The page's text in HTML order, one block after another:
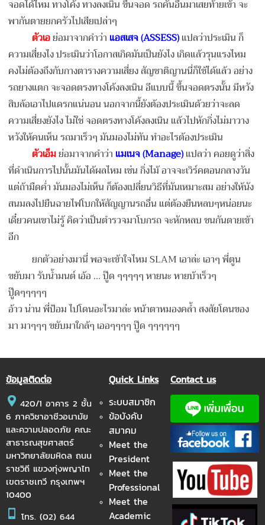
จอดได้ไหม ทางโค้ง ทางลงเนิน ขืนจอด รถคันอื่นมาเสยท้ายเข้า จะ
พากันตายยกครัวไปเสียเปล่าๆ
ตัวเอย่อมาจากคำว่า แอสเสจ (ASSESS)แปลว่าประเมิน ก็
ความเสี่ยงไง ประเมินว่าโอกาสเกิดมันเป็นยังไง เกิดแล้วรุนแรงไหม
คงไม่ต้องถึงกับกางตารางความเสี่ยง สัญชาติญานนี่ก็ใช้ได้แล้ว อย่าง
รถยางแตก จะจอดตรงทางโค้งลงเนิน อีแบบนี้ ขึ้นจอดตรงนั้น มีหวัง
สิบล้อเอาไปแดรกแน่นอน นอกจากนี้ยังต้องประเมินด้วยว่าจะลด
ความเสี่ยงยังไง ไม่ใช่ จอดตรงทางโค้งลงเนิน แล้วไปหักกิ่งไม่มาวาง
หวังให้คนเห็น รถมาเร็วๆ มันมองไม่ทัน ทำอะไรต้องประเมิน
ตัวเอ็มย่อมาจากคำว่า แมเนจ (Manage)แปลว่า คอยดูว่าสิ่ง
ที่ดำเนินการไปนั้นมันได้ผลไหม เช่น กิ่งไม้ อาจจะเวิร์คตอนกลางวัน
แต่ถ้ามืดค่ำ มันมองไม่เห็น ก็ต้องเปลี่ยนวิธีที่มันเหมาะสม อย่างให้นัง
สนมลงไปยืนฉายไฟโบกให้สัญญานรถอื่น แต่ต้องยืนหลบๆหน่อยนะ
เดี๋ยวคนเขาไม่รู้ คิดว่าเป็นตำรวจมาโบกรถ จะหักหลบ ชนกันตายเข้า
อีก
ยกตัวอย่างมานี่ พอจะเข้าใจไหม SLAM เอาล่ะ เอาๆ พี่ตูน
ขยับมา รับน้ำมนต์ เอ้อ ... ปู๊ด ๆๆๆๆๆ หายนะ หายบ้าเร็วๆ
ปู๊ดๆๆๆๆๆ
อ้าว น่าน พี่ป้อม ไปโดนอะไรมาล่ะ หน้าตาหมองคล้ำ สงสัยโดนของ
มา มาๆๆๆ ขยับมาใกล้ๆ เออๆๆๆๆ ปู๊ด ๆๆๆๆๆๆ
ข้อมูลติดต่อ
420/1 อาคาร 2 ชั้น
6 ภาควิชาอาชีวอนามัย
และความปลอดภัย คณะ
สาธารณสุขศาสตร์
มหาวิทยาลัยมหิดล ถนน
ราชวิถี แขวงทุ่งพญาไท
เขตราชเทวี กรุงเทพฯ
10400
โทร. (02) 644
Quick Links
ระบบสมาชิก
ข้อบังคับ
สมาคม
Meet the
President
Meet the
Professional
Meet the
Academic
Contact us